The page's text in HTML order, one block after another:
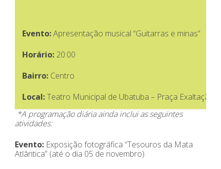
Evento:Apresentação musical “Guitarras e minas”
Horário: 20:00
Bairro: Centro
Local:Teatro Municipal de Ubatuba – Praça Exaltação
*A programação diária ainda inclui as seguintes
atividades:
Evento: Exposição fotográfica “Tesouros da Mata
Atlântica” (até o dia 05 de novembro)